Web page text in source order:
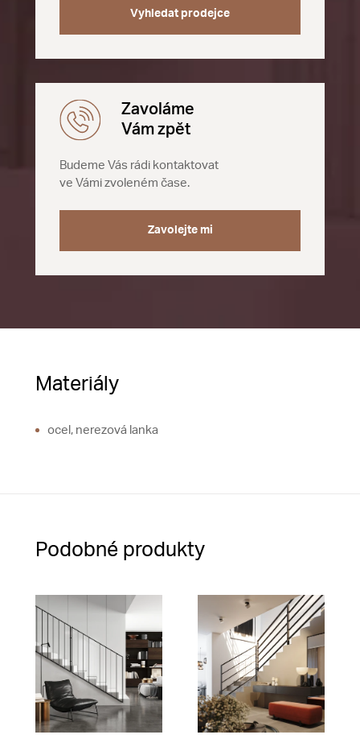
Vyhledat prodejce
Zavoláme
Vám zpět
Budeme Vás rádi kontaktovat
ve Vámi zvoleném čase.
Zavolejte mi
Materiály
ocel, nerezová lanka
Podobné produkty